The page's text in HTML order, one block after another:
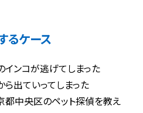
るケース
ンコが逃げてしまった
出ていってしまった
都中央区のペット探偵を教え